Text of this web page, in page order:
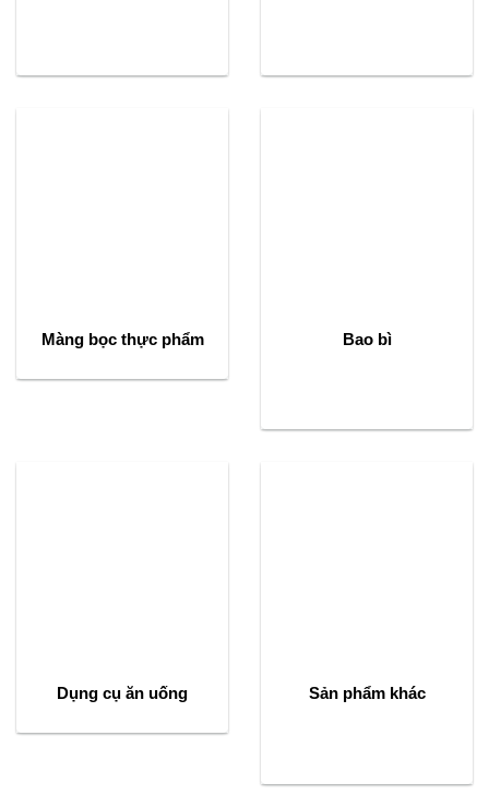
Màng bọc thực phẩm Bao bì
Dụng cụ ăn uống Sản phẩm khác